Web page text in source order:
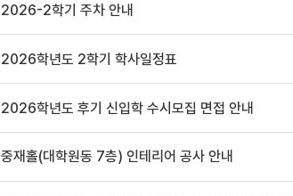
2026-2학기 주차 안내
2026학년도 2학기 학사일정표
2026학년도 후기 신입학 수시모집 면접 안내
중재홀(대학원동 7층) 인테리어 공사 안내